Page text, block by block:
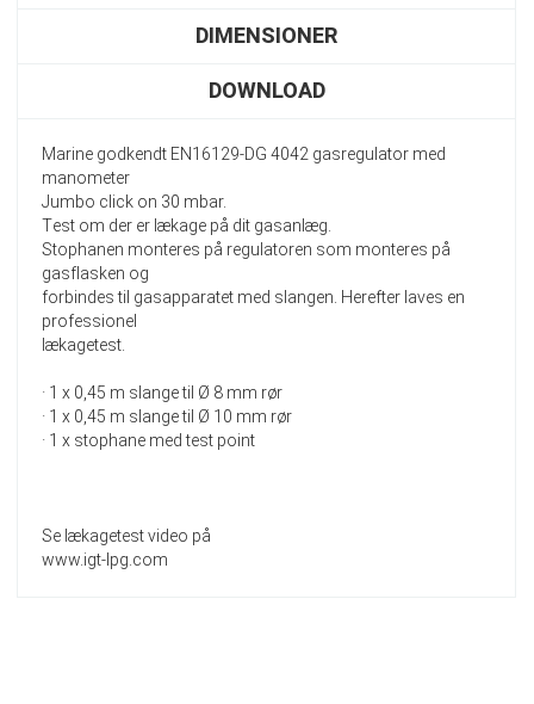
DIMENSIONER
DOWNLOAD
Marine godkendt EN16129-DG 4042 gasregulator med
manometer
Jumbo click on 30 mbar.
Test om der er lækage på dit gasanlæg.
Stophanen monteres på regulatoren som monteres på
gasflasken og
forbindes til gasapparatet med slangen. Herefter laves en
professionel
lækagetest.
· 1 x 0,45 m slange til Ø 8 mm rør
· 1 x 0,45 m slange til Ø 10 mm rør
· 1 x stophane med test point
Se lækagetest video på
www.igt-lpg.com